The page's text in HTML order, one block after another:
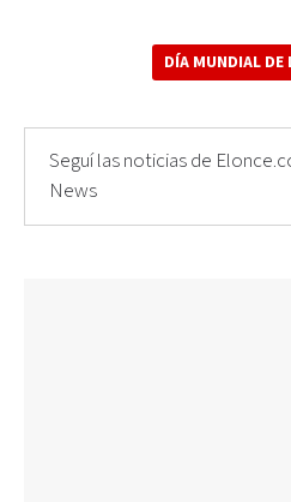
DÍA MUNDIAL DE
Seguí las noticias de
News